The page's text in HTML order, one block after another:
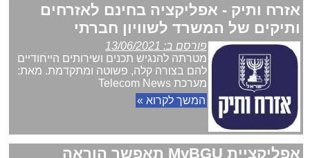
אזרח ותיק - אפליקציה בחינם לאזרחים
ותיקים של המשרד לשוויון חברתי
פורסם ב: 13/06/2021
מטרתה להנגיש תכנים ושירותים הייחודיים
להם בצורה קלה, פשוטה ומתקדמת. מאת:
מערכת Telecom News
המשך לקרוא »
אפליקציית MyBGU תאפשר הוראה